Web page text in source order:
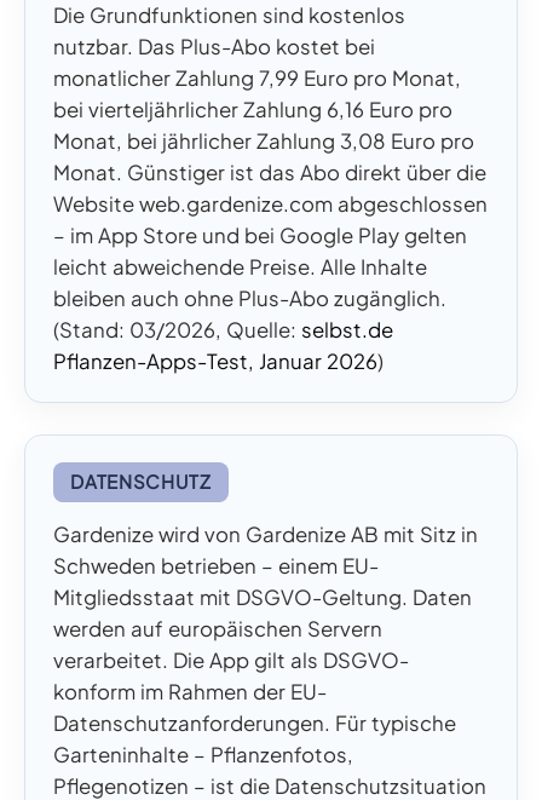
Die Grundfunktionen sind kostenlos
nutzbar. Das Plus-Abo kostet bei
monatlicher Zahlung 7,99 Euro pro Monat,
bei vierteljährlicher Zahlung 6,16 Euro pro
Monat, bei jährlicher Zahlung 3,08 Euro pro
Monat. Günstiger ist das Abo direkt über die
Website web.gardenize.com abgeschlossen
– im App Store und bei Google Play gelten
leicht abweichende Preise. Alle Inhalte
bleiben auch ohne Plus-Abo zugänglich.
(Stand: 03/2026, Quelle: selbst.de
Pflanzen-Apps-Test, Januar 2026)
DATENSCHUTZ
Gardenize wird von Gardenize AB mit Sitz in
Schweden betrieben – einem EU-
Mitgliedsstaat mit DSGVO-Geltung. Daten
werden auf europäischen Servern
verarbeitet. Die App gilt als DSGVO-
konform im Rahmen der EU-
Datenschutzanforderungen. Für typische
Garteninhalte – Pflanzenfotos,
Pflegenotizen – ist die Datenschutzsituation